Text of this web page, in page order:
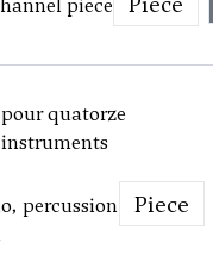
piece
pour quatorze
instruments
percussion
Piece